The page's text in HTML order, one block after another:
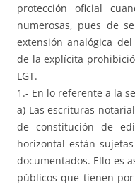
protección oficial
numerosas, pues de
extensión analógica
de la explícita
LGT.
1.- En lo referente a la
a) Las escrituras
de constitución de
horizontal están
documentados. Ello es
públicos que tienen